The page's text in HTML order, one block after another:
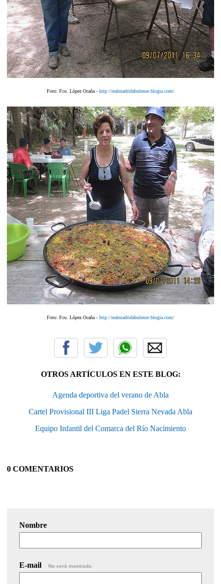
Foto: Fco. López Ocaña - http://realmadridabulense.blogia.com/
Foto: Fco. López Ocaña - http://realmadridabulense.blogia.com/
OTROS ARTÍCULOS EN ESTE BLOG:
Agenda deportiva del verano de Abla
Cartel Provisional III Liga Padel Sierra Nevada Abla
Equipo Infantil del Comarca del Río Nacimiento
0 COMENTARIOS
Nombre
E-mail No será mostrado.